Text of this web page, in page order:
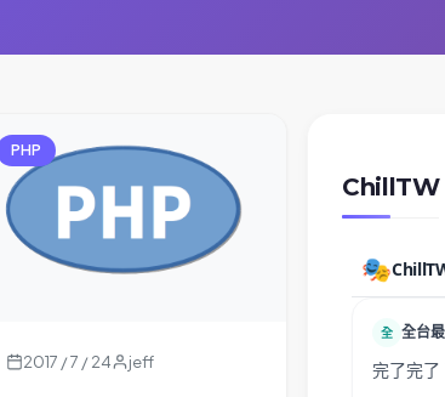
PHP
2017 / 7 / 24 jeff
ChillTW